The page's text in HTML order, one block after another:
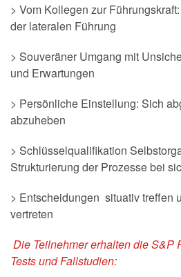
> Vom Kollegen zur
der lateralen Führung
> Souveräner Umgang mit
und Erwartungen
> Persönliche Einstellung: Sich
abzuheben
> Schlüsselqualifikation
Strukturierung der Prozesse bei
> Entscheidungen situativ treffen
vertreten
Die Teilnehmer erhalten dieS&P
TestsundFallstudien: